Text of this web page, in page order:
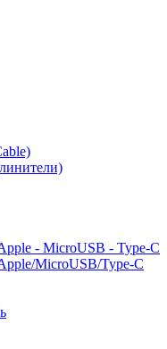
- MicroUSB - Type-C
MicroUSB/Type-C